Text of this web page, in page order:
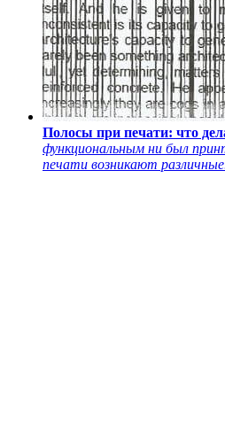
Полосы при печати: что
функциональным ни был
печати возникают